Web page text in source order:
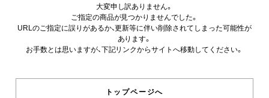
ベストセラー
コレクション
大変申し訳ありません。
ご指定の商品が見つかりませんでした。
URLのご指定に誤りがあるか、更新等に伴い削除されてしまった可能性が
あります。
お手数とは思いますが、下記リンクからサイトへ移動してください。
トップページへ